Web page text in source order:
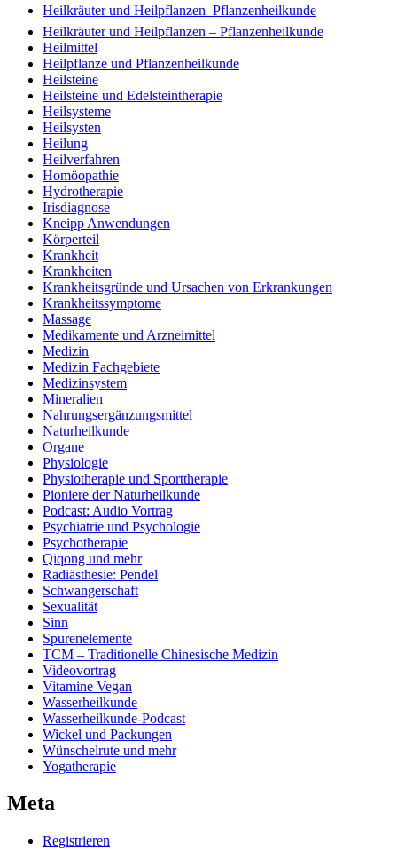
Heilkräuter und Heilpflanzen  Pflanzenheilkunde
Heilkräuter und Heilpflanzen – Pflanzenheilkunde
Heilmittel
Heilpflanze und Pflanzenheilkunde
Heilsteine
Heilsteine und Edelsteintherapie
Heilsysteme
Heilsysten
Heilung
Heilverfahren
Homöopathie
Hydrotherapie
Irisdiagnose
Kneipp Anwendungen
Körperteil
Krankheit
Krankheiten
Krankheitsgründe und Ursachen von Erkrankungen
Krankheitssymptome
Massage
Medikamente und Arzneimittel
Medizin
Medizin Fachgebiete
Medizinsystem
Mineralien
Nahrungsergänzungsmittel
Naturheilkunde
Organe
Physiologie
Physiotherapie und Sporttherapie
Pioniere der Naturheilkunde
Podcast: Audio Vortrag
Psychiatrie und Psychologie
Psychotherapie
Qiqong und mehr
Radiästhesie: Pendel
Schwangerschaft
Sexualität
Sinn
Spurenelemente
TCM – Traditionelle Chinesische Medizin
Videovortrag
Vitamine Vegan
Wasserheilkunde
Wasserheilkunde-Podcast
Wickel und Packungen
Wünschelrute und mehr
Yogatherapie
Meta
Registrieren